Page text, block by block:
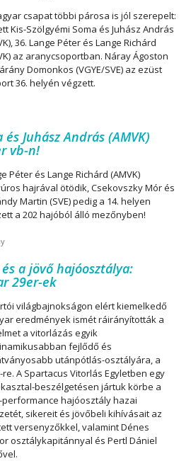
csapat többi párosa is jól szerepelt:
Kis-Szölgyémi Soma és Juhász András
36. Lange Péter és Lange Richárd
az aranycsoportban. Náray Ágoston
Domonkos (VGYE/SVE) az ezüst
36. helyén végzett.
Juhász András (AMVK)
vb-n!
Péter és Lange Richárd (AMVK)
hajrával ötödik, Csekovszky Mór és
Martin (SVE) pedig a 14. helyen
a 202 hajóból álló mezőnyben!
a jövő hajóosztálya:
29er-ek
világbajnokságon elért kiemelkedő
eredmények ismét ráirányították a
a vitorlázás egyik
fejlődő és
utánpótlás-osztályára, a
re. A Spartacus Vitorlás Egyletben egy
beszélgetésen jártuk körbe a
performance hajóosztály hazai
sikereit és jövőbeli kihívásait az
versenyzőkkel, valamint Dénes
osztálykapitánnyal és Pertl Dániel